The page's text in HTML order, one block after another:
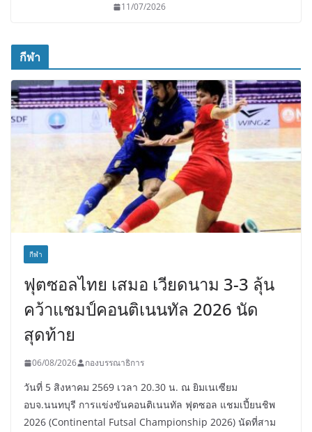
11/07/2026
กีฬา
กีฬา
ฟุตซอลไทย เสมอ เวียดนาม 3-3 ลุ้น
คว้าแชมป์คอนติเนนทัล 2026 นัด
สุดท้าย
06/08/2026 กองบรรณาธิการ
วันที่ 5 สิงหาคม 2569 เวลา 20.30 น. ณ ยิมเนเซียม
อบจ.นนทบุรี การแข่งขันคอนติเนนทัล ฟุตซอล แชมเปี้ยนชิพ
2026 (Continental Futsal Championship 2026) นัดที่สาม